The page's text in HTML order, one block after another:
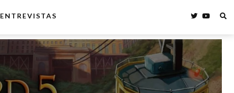
ENTREVISTAS